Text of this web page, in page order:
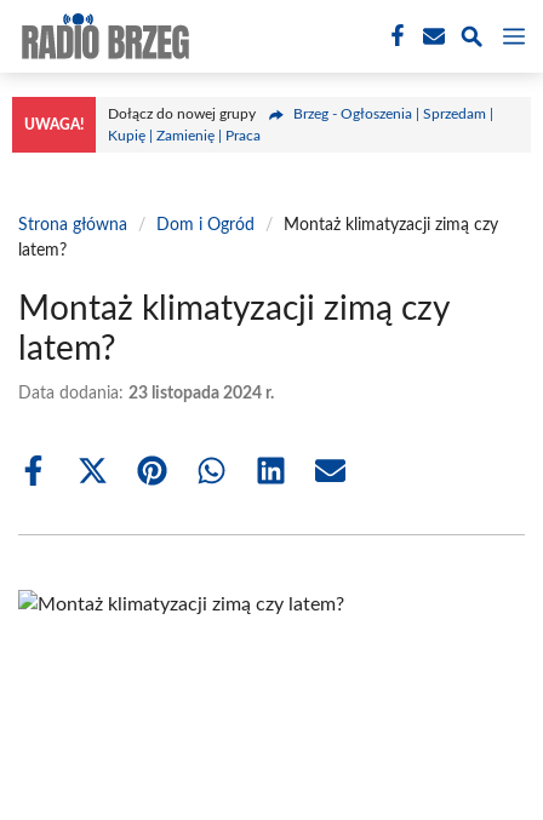
treści
UWAGA!
Dołącz do nowej grupy
Brzeg - Ogłoszenia | Sprzedam |
Kupię | Zamienię | Praca
Strona główna / Dom i Ogród /
Montaż klimatyzacji zimą czy
latem?
Montaż klimatyzacji zimą czy
latem?
Data dodania: 23 listopada 2024 r.
Share
Share
(Twitter)
Share Share Share Share